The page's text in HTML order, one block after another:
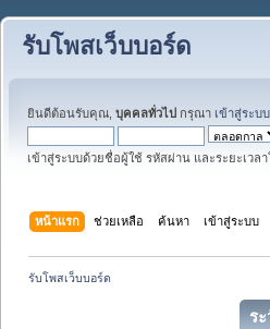
รับโพสเว็บบอร์ด
ยินดีต้อนรับคุณ, บุคคลทั่วไป กรุณา เข้าสู่ระบบ
เข้าสู่ระบบด้วยชื่อผู้ใช้ รหัสผ่าน และระยะเวล
หน้าแรก ช่วยเหลือ ค้นหา เข้าสู่ระบบ
รับโพสเว็บบอร์ด
ระ